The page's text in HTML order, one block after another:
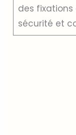
des
sécurité et